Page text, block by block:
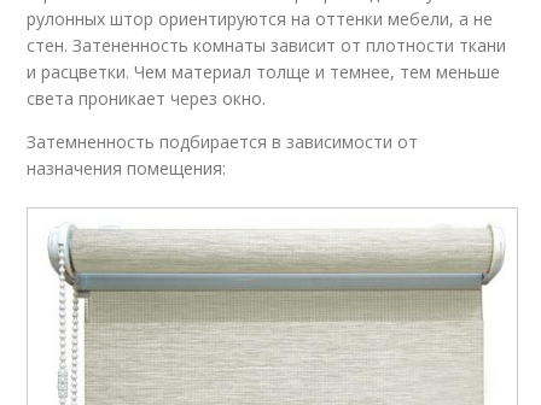
рулонных штор ориентируются на оттенки мебели, а не
стен. Затененность комнаты зависит от плотности ткани
и расцветки. Чем материал толще и темнее, тем меньше
света проникает через окно.
Затемненность подбирается в зависимости от
назначения помещения: